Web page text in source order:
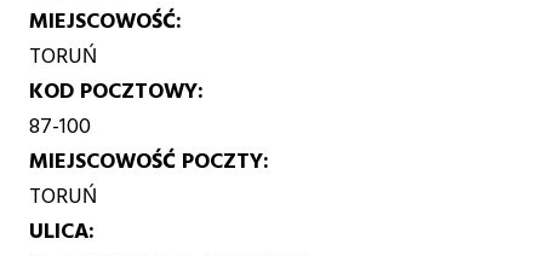
MIEJSCOWOŚĆ
TORUŃ
KOD POCZTOWY
87-100
MIEJSCOWOŚĆ POCZTY
TORUŃ
ULICA